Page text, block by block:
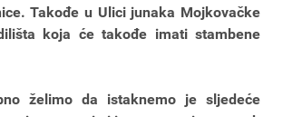
Takođe u Ulici junaka Mojkovačke
koja će takođe imati stambene
želimo da istaknemo je sljedeće